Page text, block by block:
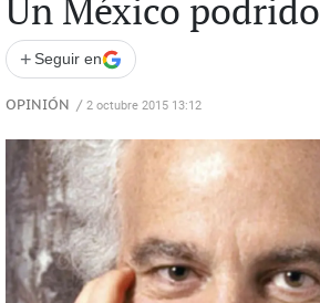
Un México podrido
+ Seguir en
OPINIÓN / 2 octubre 2015 13:12